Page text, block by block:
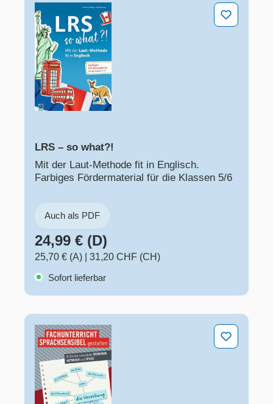
LRS – so what?!
LRS – so what?!
Mit der Laut-Methode fit in Englisch.
Farbiges Fördermaterial für die Klassen 5/6
Auch als PDF
24,99 € (D)
25,70 € (A)
31,20 CHF (CH)
Sofort lieferbar
Fachunterricht sprachsensibel gestalten